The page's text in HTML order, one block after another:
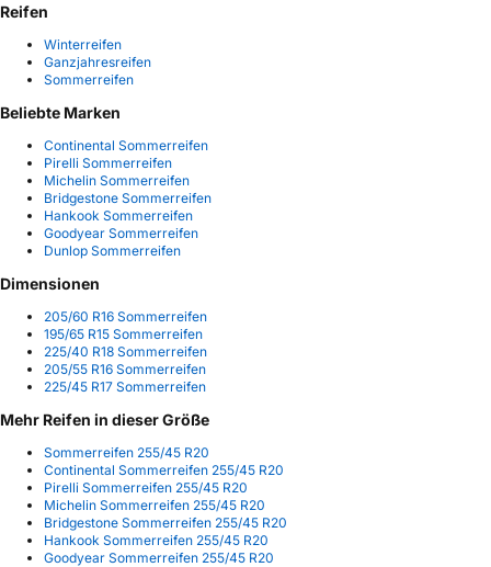
Reifen
Winterreifen
Ganzjahresreifen
Sommerreifen
Beliebte Marken
Continental Sommerreifen
Pirelli Sommerreifen
Michelin Sommerreifen
Bridgestone Sommerreifen
Hankook Sommerreifen
Goodyear Sommerreifen
Dunlop Sommerreifen
Dimensionen
205/60 R16 Sommerreifen
195/65 R15 Sommerreifen
225/40 R18 Sommerreifen
205/55 R16 Sommerreifen
225/45 R17 Sommerreifen
Mehr Reifen in dieser Größe
Sommerreifen 255/45 R20
Continental Sommerreifen 255/45 R20
Pirelli Sommerreifen 255/45 R20
Michelin Sommerreifen 255/45 R20
Bridgestone Sommerreifen 255/45 R20
Hankook Sommerreifen 255/45 R20
Goodyear Sommerreifen 255/45 R20